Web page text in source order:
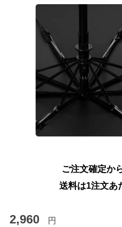
ご注文確定か
送料は1注文あ
2,960 円